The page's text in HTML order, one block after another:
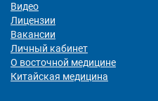
Видео
Лицензии
Вакансии
Личный кабинет
О восточной медицине
Китайская медицина